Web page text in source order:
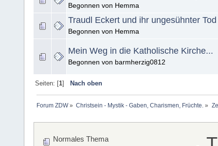
Begonnen von Hemma
Traudl Eckert und ihr ungesühnter Tod
Begonnen von Hemma
Mein Weg in die Katholische Kirche...
Begonnen von barmherzig0812
Seiten: [1] Nach oben
Forum ZDW» Christsein - Mystik - Gaben, Charismen, Früchte. »
Normales Thema